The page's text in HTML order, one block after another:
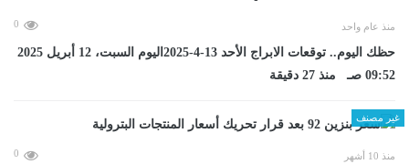
منذ عام واحد 0
حظك اليوم.. توقعات الابراج الأحد 13-4-2025اليوم السبت، 12 أبريل 2025
09:52 صـ منذ 27 دقيقة
غير مصنف
منذ 10 أشهر 0